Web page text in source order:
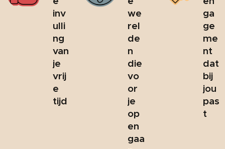
inv
ulli
ng
van
je
vrij
e
tijd
we
rel
de
n
die
vo
or
je
op
en
gaa
ga
ge
me
nt
dat
bij
jou
pas
t